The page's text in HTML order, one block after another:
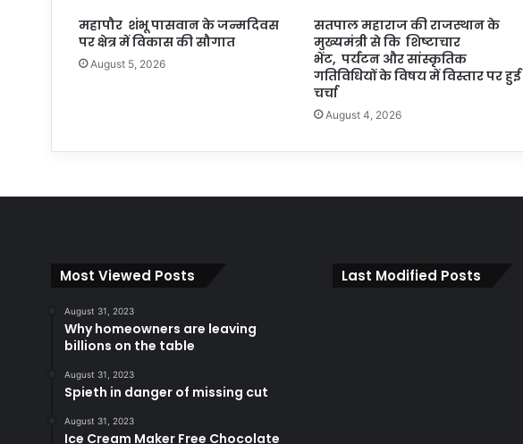
महापौर शंभू पासवान के जन्मदिवस
पर क्षेत्र में विकास की सौगात
August 5, 2026
सतपाल महाराज की राजस्थान के
मुख्यमंत्री से कि शिष्टाचार
भेंट, पर्यटन और सांस्कृतिक
गतिविधियों के विषय में विस्तार पर हुई
चर्चा
August 4, 2026
Most Viewed Posts
August 31, 2023
Why homeowners are leaving
billions on the table
August 31, 2023
Spieth in danger of missing cut
August 31, 2023
Ice Cream Maker Free Chocolate
Last Modified Posts